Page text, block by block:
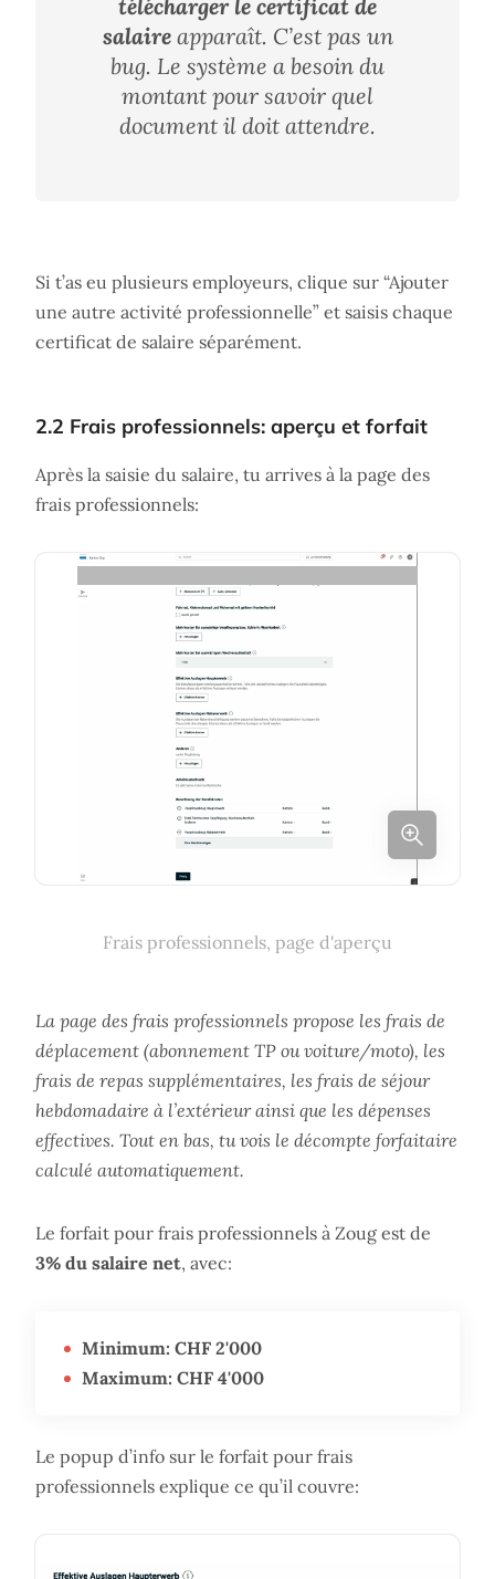
télécharger le certificat de
salaireapparaît. C’est pas un
bug. Le système a besoin du
montant pour savoir quel
document il doit attendre.
Si t’as eu plusieurs employeurs, clique sur “Ajouter
une autre activité professionnelle” et saisis chaque
certificat de salaire séparément.
2.2 Frais professionnels: aperçu et forfait
Après la saisie du salaire, tu arrives à la page des
frais professionnels:
Frais professionnels, page d'aperçu
La page des frais professionnels propose les frais de
déplacement (abonnement TP ou voiture/moto), les
frais de repas supplémentaires, les frais de séjour
hebdomadaire à l’extérieur ainsi que les dépenses
effectives. Tout en bas, tu vois le décompte forfaitaire
calculé automatiquement.
Le forfait pour frais professionnels à Zoug est de
3% du salaire net, avec:
Minimum: CHF 2'000
Maximum: CHF 4'000
Le popup d’info sur le forfait pour frais
professionnels explique ce qu’il couvre: